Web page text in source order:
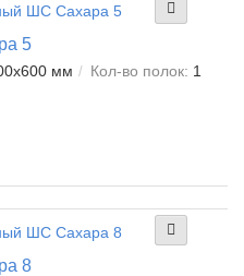
5
мм Кол-во полок: 1
8